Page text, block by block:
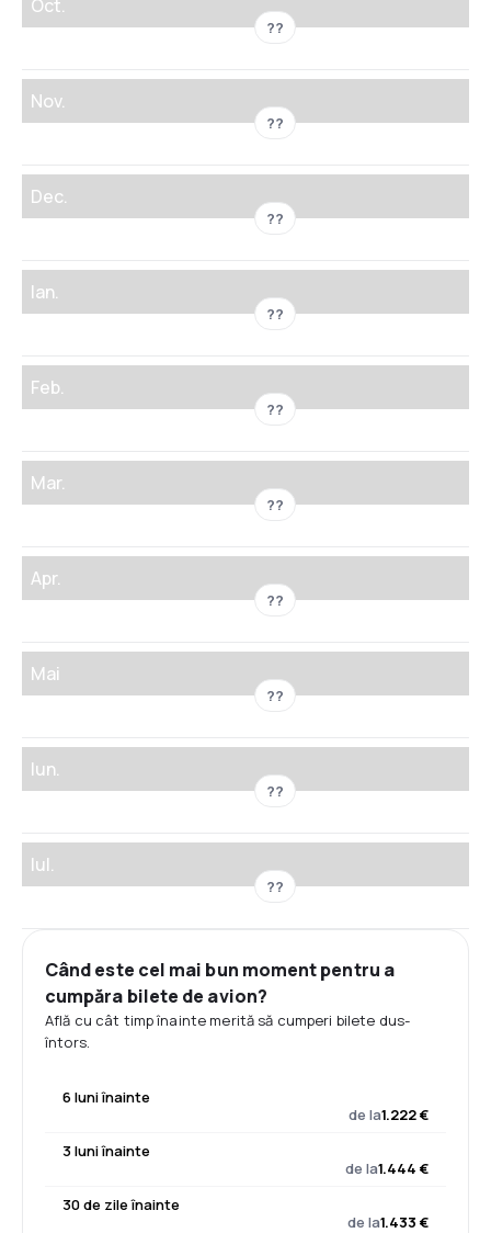
Oct.
??
Nov.
??
Dec.
??
Ian.
??
Feb.
??
Mar.
??
Apr.
??
Mai
??
Iun.
??
Iul.
??
Când este cel mai bun moment pentru a
cumpăra bilete de avion?
Află cu cât timp înainte merită să cumperi bilete dus-
întors.
6 luni înainte
de la1.222 €
3 luni înainte
de la1.444 €
30 de zile înainte
de la1.433 €